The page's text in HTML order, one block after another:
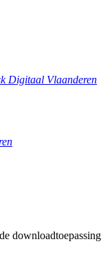
Digitaal Vlaanderen
downloadtoepassing